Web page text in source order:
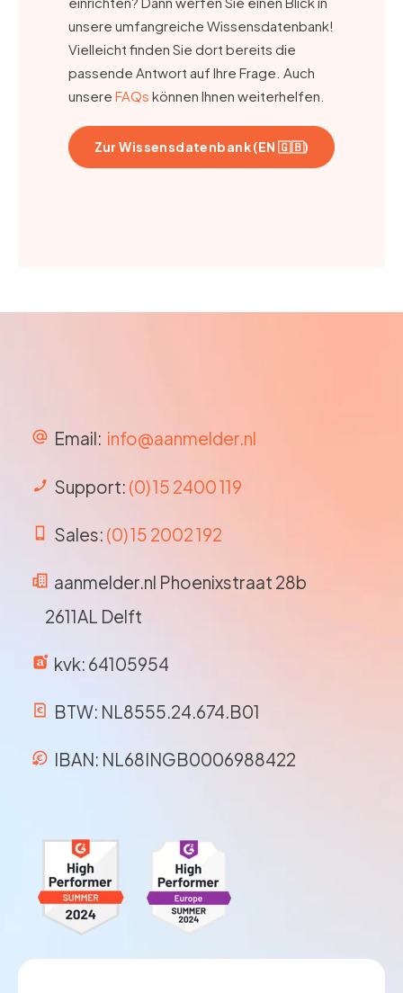
unsere umfangreiche Wissensdatenbank!
Vielleicht finden Sie dort bereits die
passende Antwort auf Ihre Frage. Auch
unsere FAQs können Ihnen weiterhelfen.
Zur Wissensdatenbank (EN 🇬🇧)
Email: info@aanmelder.nl
Support: (0) 15 2400 119
Sales: (0) 15 2002 192
aanmelder.nl Phoenixstraat 28b
2611AL Delft
kvk: 64105954
BTW: NL8555.24.674.B01
IBAN: NL68INGB0006988422